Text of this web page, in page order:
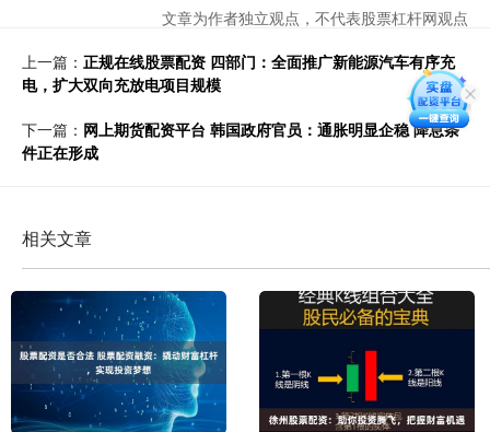
文章为作者独立观点，不代表股票杠杆网观点
上一篇： 正规在线股票配资 四部门：全面推广新能源汽车有序充
电，扩大双向充放电项目规模
下一篇： 网上期货配资平台 韩国政府官员：通胀明显企稳 降息条
件正在形成
相关文章